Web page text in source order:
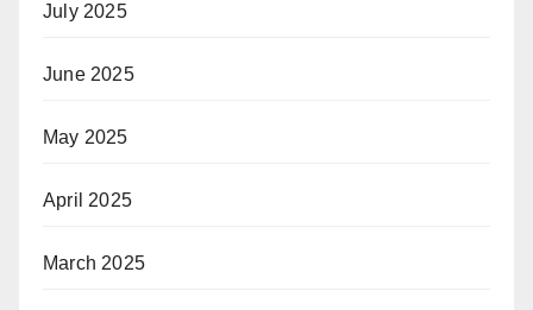
July 2025
June 2025
May 2025
April 2025
March 2025